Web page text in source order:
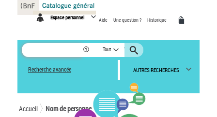
Espace personnel Aide Une question ? Historique
Tout
Recherche avancée AUTRES RECHERCHES
Accueil Nom de personne
Panneau de gestion des cookies